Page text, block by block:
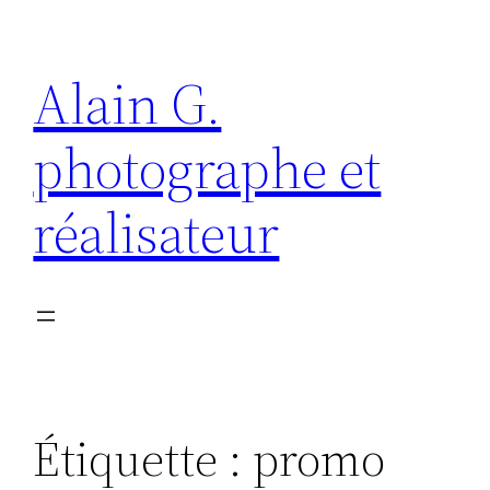
contenu
Alain G.
photographe et
réalisateur
Étiquette : promo